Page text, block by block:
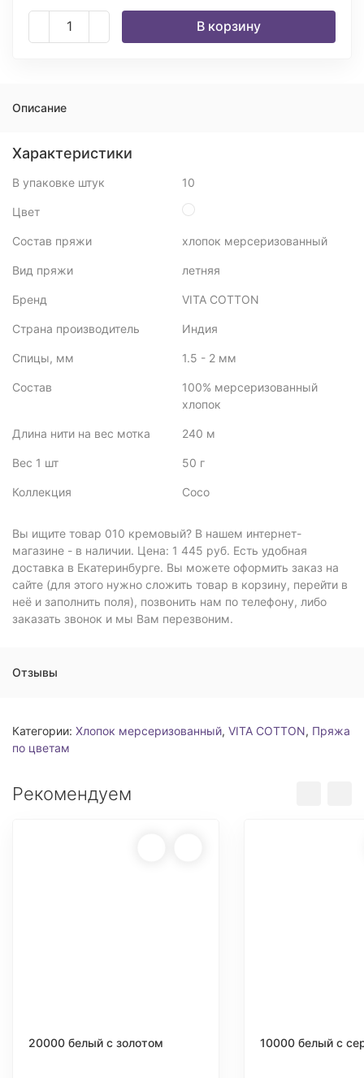
В корзину
Описание
Характеристики
В упаковке штук 10
Цвет
Состав пряжи хлопок мерсеризованный
Вид пряжи летняя
Бренд VITA COTTON
Страна производитель Индия
Спицы, мм 1.5 - 2 мм
Состав
100% мерсеризованный
хлопок
Длина нити на вес мотка 240 м
Вес 1 шт 50 г
Коллекция Coco
Вы ищите товар 010 кремовый? В нашем интернет-
магазине - в наличии. Цена: 1 445 руб. Есть удобная
доставка в Екатеринбурге. Вы можете оформить заказ на
сайте (для этого нужно сложить товар в корзину, перейти в
неё и заполнить поля), позвонить нам по телефону, либо
заказать звонок и мы Вам перезвоним.
Отзывы
Категории: Хлопок мерсеризованный, VITA COTTON, Пряжа
по цветам
Рекомендуем
20000 белый с золотом 10000 белый с